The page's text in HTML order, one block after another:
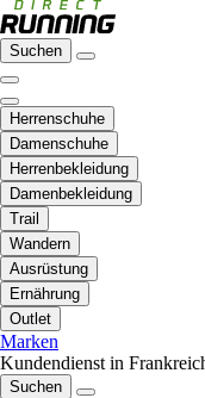
Suchen
Herrenschuhe
Damenschuhe
Herrenbekleidung
Damenbekleidung
Trail
Wandern
Ausrüstung
Ernährung
Outlet
Marken
Kundendienst in
Suchen